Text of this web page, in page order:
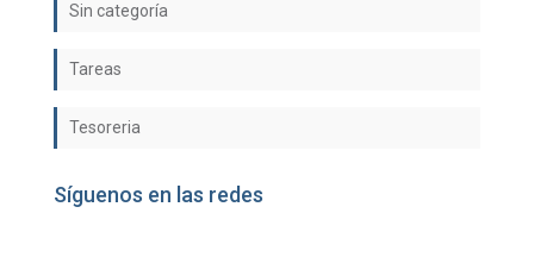
Sin categoría
Tareas
Tesoreria
Síguenos en las redes